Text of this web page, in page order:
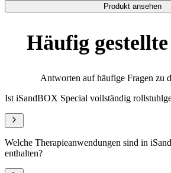
Produkt ansehen
Häufig
Antworten auf häufige Fragen zu
Ist iSandBOX Special vollständig
Welche Therapieanwendungen sind in
enthalten?